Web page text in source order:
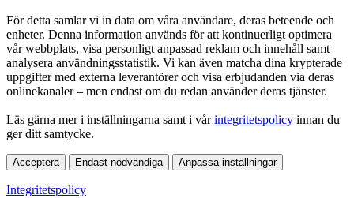
För detta samlar vi in data om våra användare, deras beteende och
enheter. Denna information används för att kontinuerligt optimera
vår webbplats, visa personligt anpassad reklam och innehåll samt
analysera användningsstatistik. Vi kan även matcha dina krypterade
uppgifter med externa leverantörer och visa erbjudanden via deras
onlinekanaler – men endast om du redan använder deras tjänster.
Läs gärna mer i inställningarna samt i vårintegritetspolicy innan du
ger ditt samtycke.
Acceptera Endast nödvändiga Anpassa inställningar
Integritetspolicy